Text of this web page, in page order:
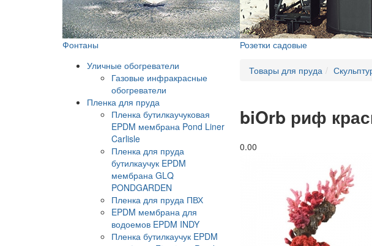
Фонтаны Розетки садовые
Уличные обогреватели
Газовые инфракрасные
обогреватели
Пленка для пруда
Пленка бутилкаучуковая
EPDM мембрана Pond Liner
Carlisle
Пленка для пруда
бутилкаучук EPDM
мембрана GLQ
PONDGARDEN
Пленка для пруда ПВХ
EPDM мембрана для
водоемов EPDM INDY
Пленка бутилкаучук EPDM
Товары для пруда
biOrb риф
0.00